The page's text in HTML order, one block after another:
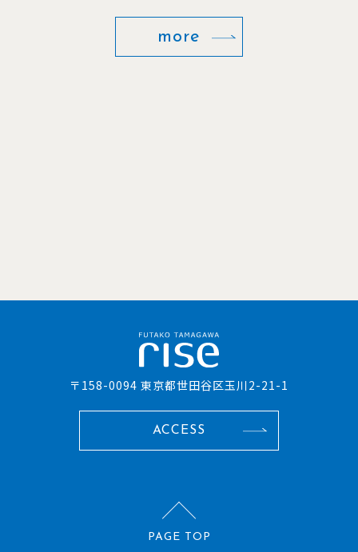
more
〒158-0094 東京都世田谷区玉川2-21-1
ACCESS
PAGE TOP